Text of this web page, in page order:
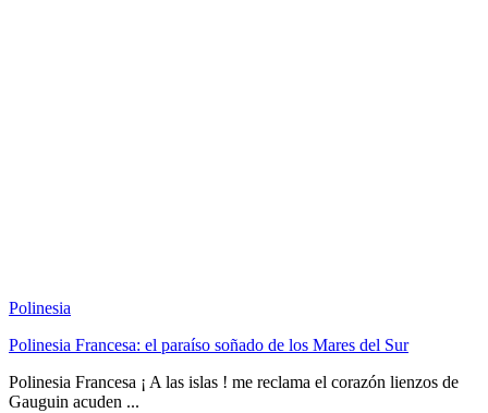
Polinesia
Polinesia Francesa: el paraíso soñado de los Mares del Sur
Polinesia Francesa ¡ A las islas ! me reclama el corazón lienzos de
Gauguin acuden ...